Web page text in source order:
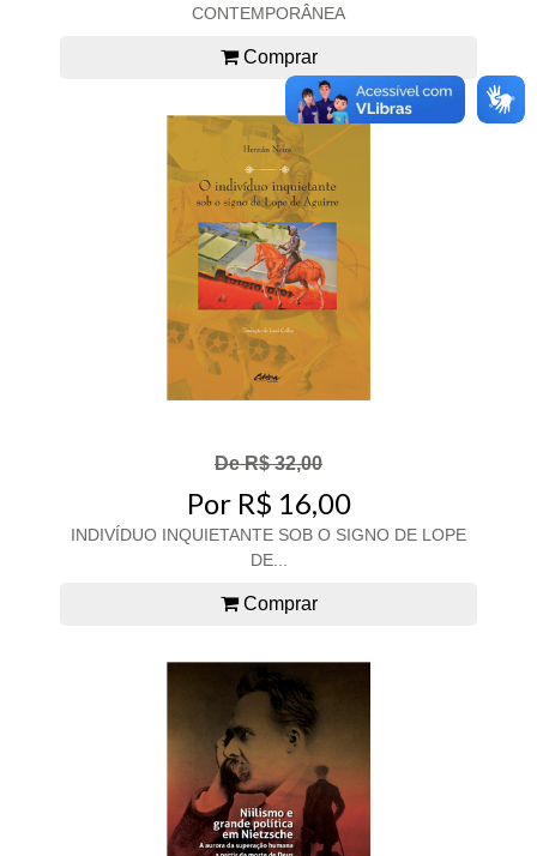
CONTEMPORÂNEA
Comprar
De R$ 32,00
Por R$ 16,00
INDIVÍDUO INQUIETANTE SOB O SIGNO DE LOPE
DE...
Comprar